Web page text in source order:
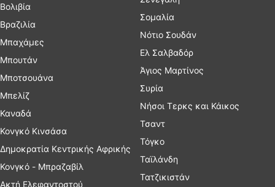
Βολιβία
Βραζιλία
Μπαχάμες
Μπουτάν
Μποτσουάνα
Μπελίζ
Καναδά
Κονγκό Κινσάσα
Δημοκρατία Κεντρικής Αφρικής
Κονγκό - Μπραζαβίλ
Ακτή Ελεφαντοστού
Σομαλία
Νότιο Σουδάν
Ελ Σαλβαδόρ
Άγιος Μαρτίνος
Συρία
Νήσοι Τερκς και Κάικος
Τσαντ
Τόγκο
Ταϊλάνδη
Τατζικιστάν